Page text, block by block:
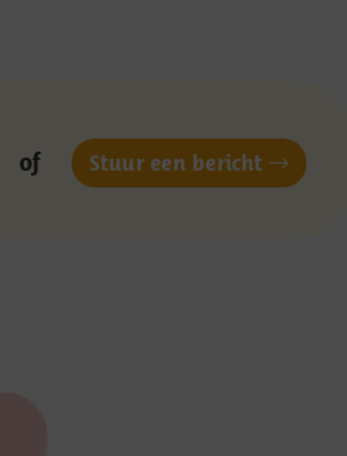
of Stuur een bericht